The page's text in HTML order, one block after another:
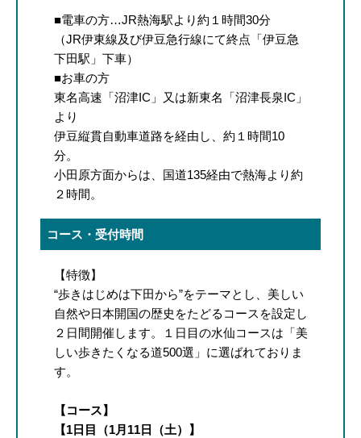
■電車の方…JR熱海駅より約１時間30分
（JR伊東線及び伊豆急行線にて終点「伊豆急
下田駅」下車）
■お車の方
東名高速「沼津IC」又は新東名「沼津長泉IC」
より
伊豆縦貫自動車道路を経由し、約１時間10
分。
​小田原方面からは、国道135経由で熱海より約
２時間。
コース・受付時間
【特徴】
“歩きはじめは下田から”をテーマとし、美しい
自然や日本開国の歴史をたどるコースを設定し
２日間開催します。１日目の水仙コースは「美
しい歩きたくなる道500選」に選ばれておりま
す。
【コース】
【1日目（1月11日（土）】